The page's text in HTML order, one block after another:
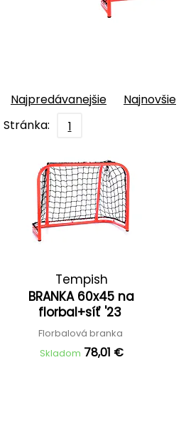
Najpredávanejšie Najnovšie
Stránka:
1
Tempish
BRANKA 60x45 na
florbal+síť '23
Florbalová branka
Skladom 78,01 €